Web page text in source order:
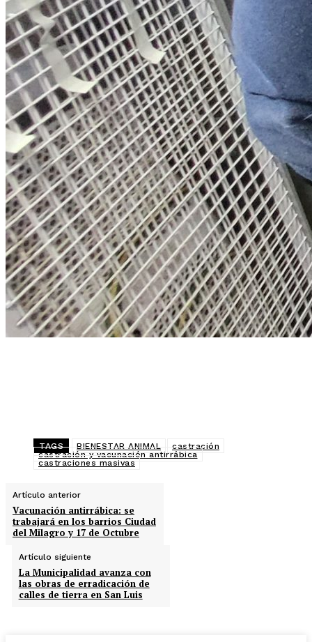
TAGS BIENESTAR ANIMAL
castración
castración y vacunación antirrábica
castraciones masivas
Artículo anterior
Vacunación antirrábica: se
trabajará en los barrios Ciudad
del Milagro y 17 de Octubre
Artículo siguiente
La Municipalidad avanza con
las obras de erradicación de
calles de tierra en San Luis